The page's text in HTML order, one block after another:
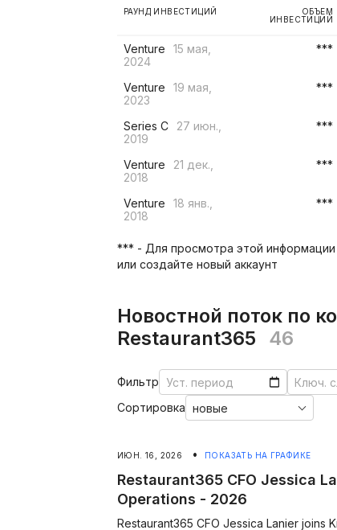
РАУНД ИНВЕСТИЦИЙ
ОБЪЕМ
ИНВЕСТИЦИЙ
Venture
15 мая,
2024
***
Venture
19 мая,
2023
***
Series C
27 июн.,
2019
***
Venture
21 дек.,
2018
***
Venture
18 янв.,
2018
***
*** - Для просмотра этой информации
или создайте новый аккаунт
Новостной поток по
Restaurant365
46
Фильтр
Сортировка
ИЮН. 16, 2026 • ПОКАЗАТЬ НА ГРАФИКЕ
Restaurant365 CFO Jessica
Operations - 2026
Restaurant365 CFO Jessica Lanier joins